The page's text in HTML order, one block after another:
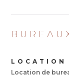
LOCATION
Location de